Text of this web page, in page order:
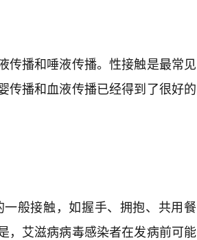
传播和唾液传播。性接触是最常见
传播和血液传播已经得到了很好的
般接触，如握手、拥抱、共用餐
，艾滋病病毒感染者在发病前可能